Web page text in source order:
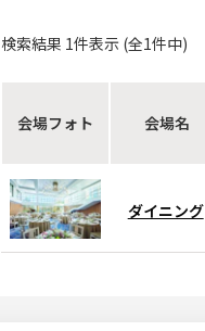
検索結果 1件表示 (全1件中)
会場フォト 会場名
ダイニング